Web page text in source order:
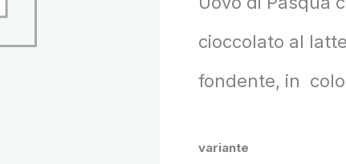
cioccolato al
fondente, in
variante